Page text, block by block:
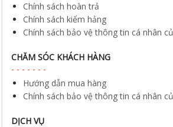
Chính sách hoàn trả
Chính sách kiểm hảng
Chính sách bảo vệ thông tin cá nhân
CHĂM SÓC KHÁCH HÀNG
Hướng dẫn mua hàng
Chính sách bảo vệ thông tin cá nhân
DỊCH VỤ